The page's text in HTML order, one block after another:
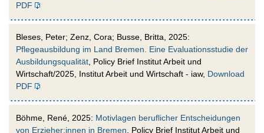
PDF
Bleses, Peter; Zenz, Cora; Busse, Britta, 2025:
Pflegeausbildung im Land Bremen. Eine Evaluationsstudie der
Ausbildungsqualität , Policy Brief Institut Arbeit und
Wirtschaft/2025, Institut Arbeit und Wirtschaft - iaw, Download
PDF
Böhme, René, 2025: Motivlagen beruflicher Entscheidungen
von Erzieher:innen in Bremen , Policy Brief Institut Arbeit und